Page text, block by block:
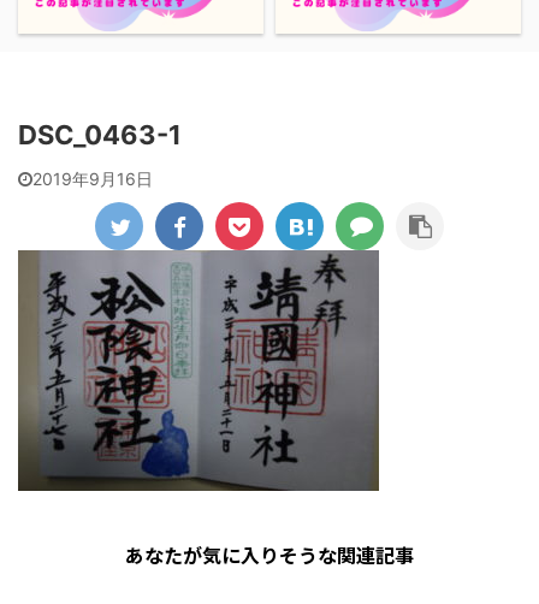
DSC_0463-1
2019年9月16日
あなたが気に入りそうな関連記事